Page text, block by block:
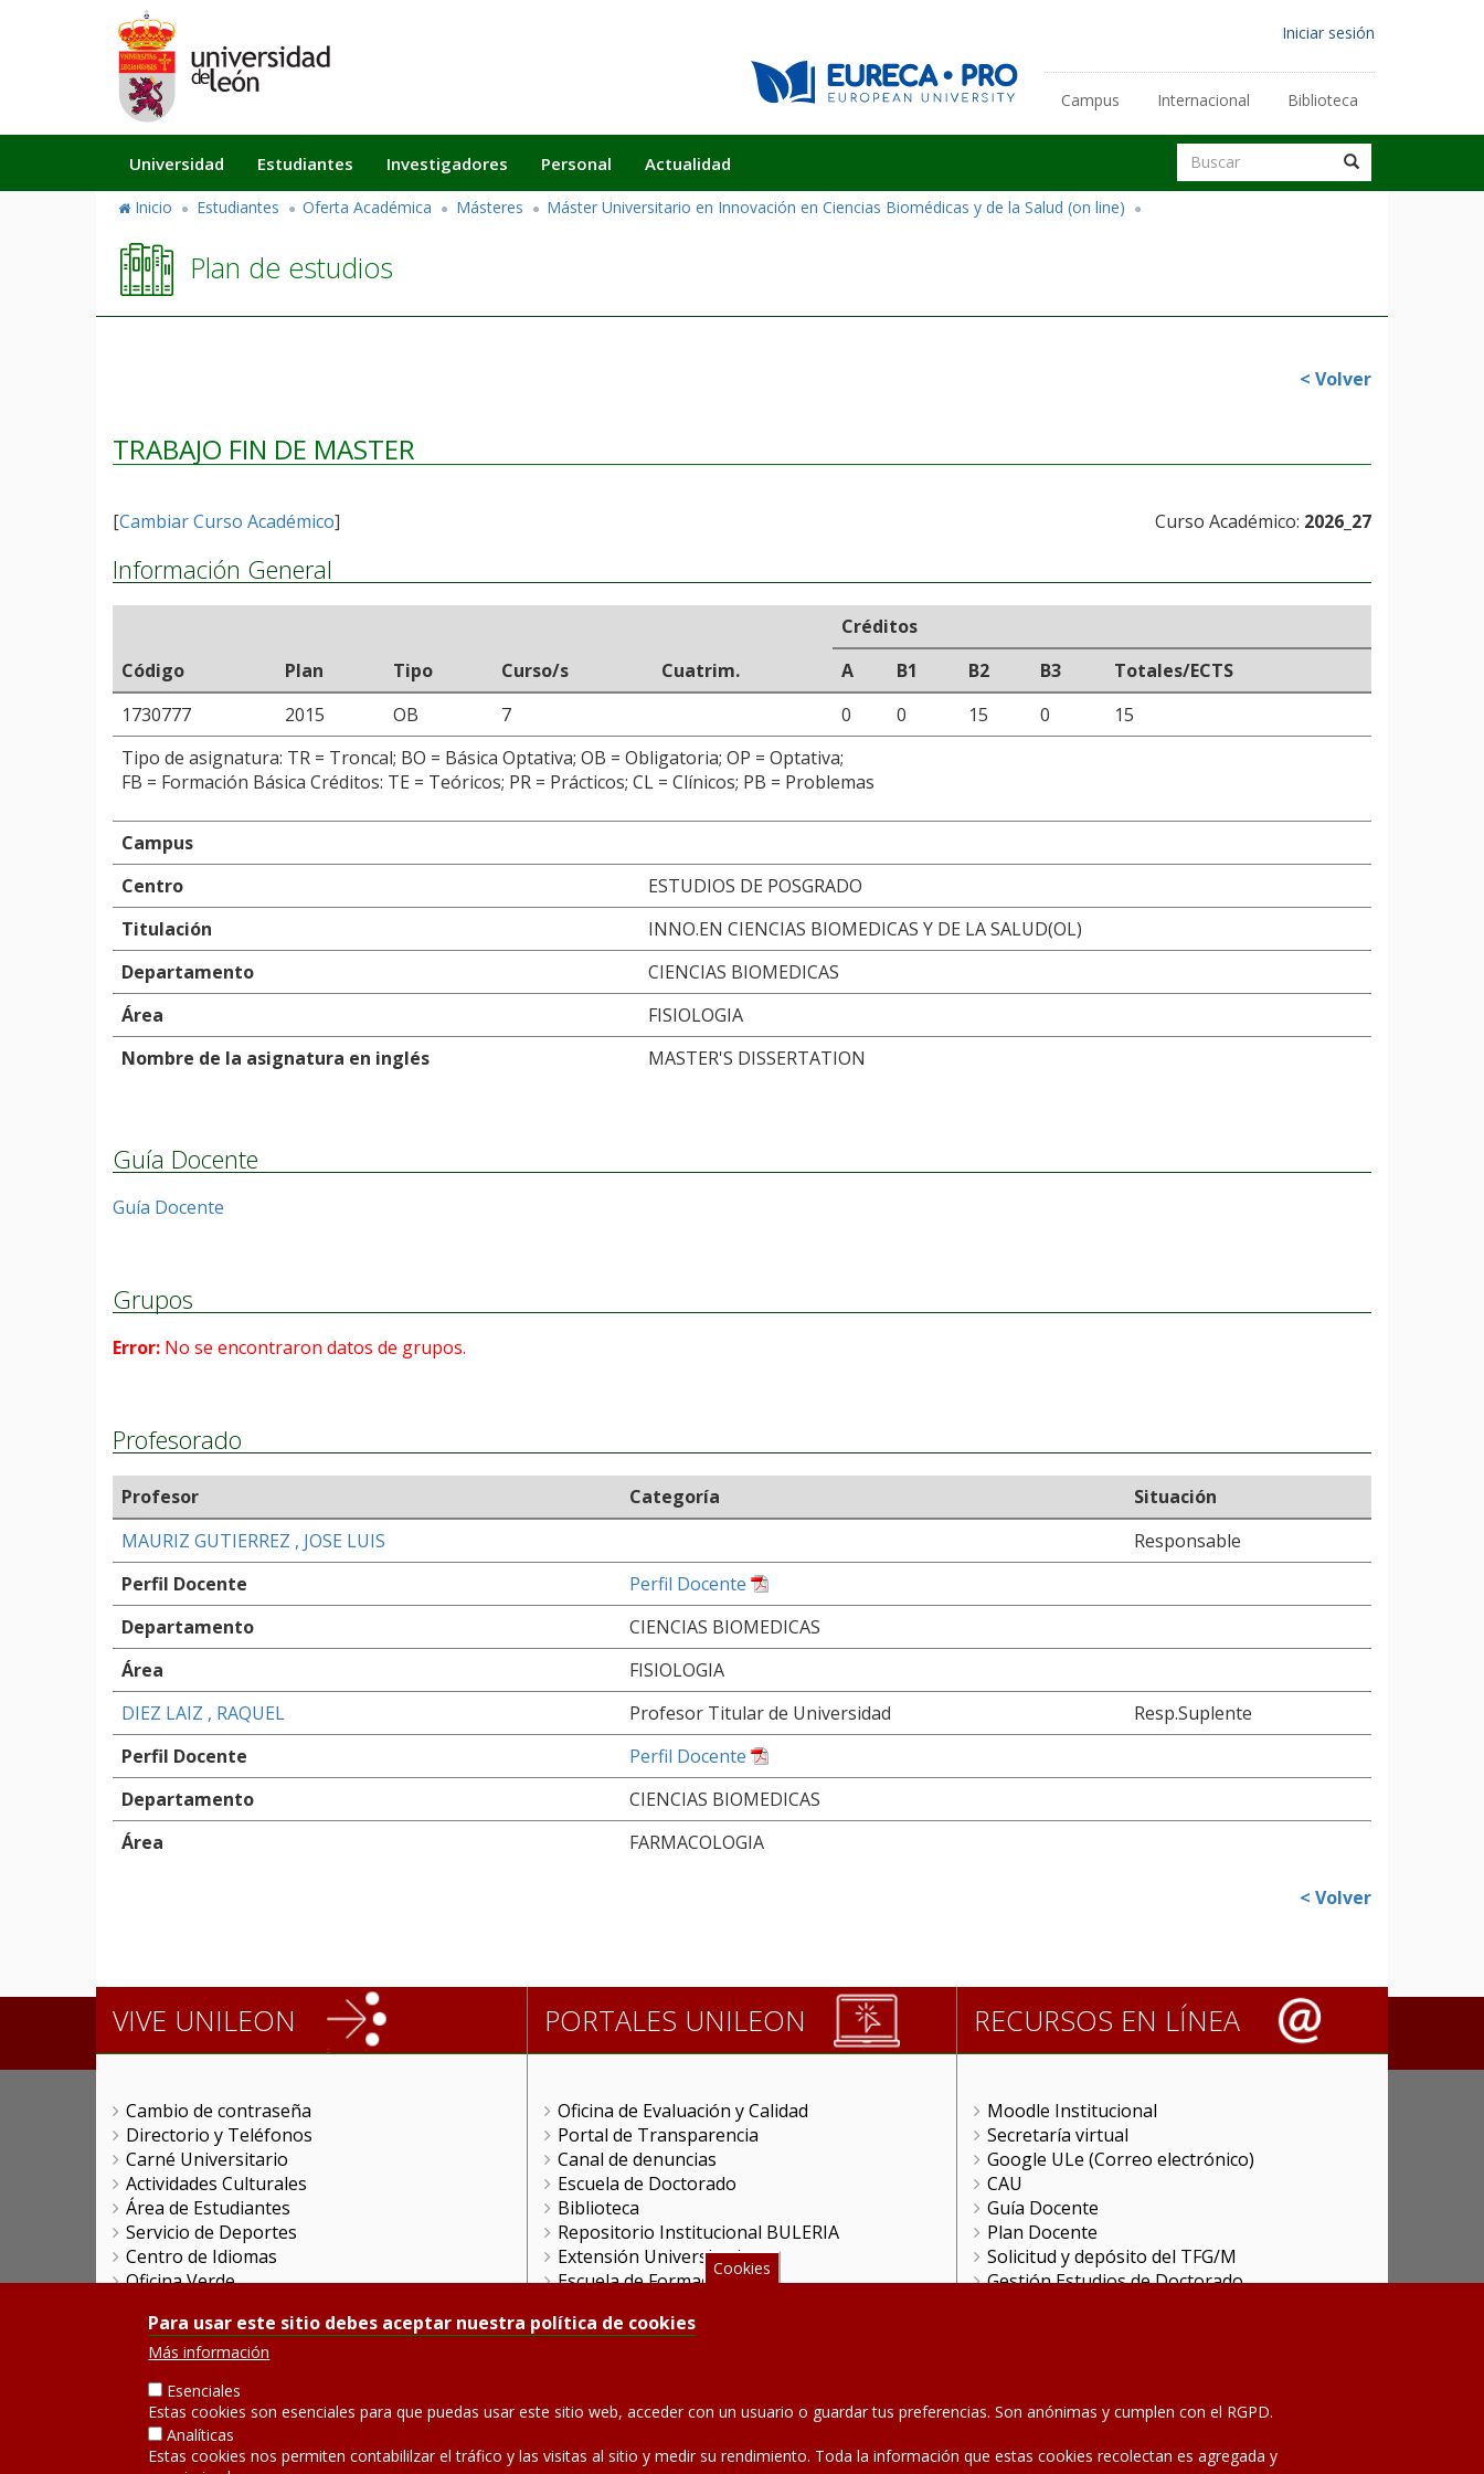
Menú
de
cuenta
de
usuario
Iniciar sesión
Enlaces
secundarios
Campus Internacional Biblioteca
Buscar
Buscar Buscar
Navegación
principal
Universidad Estudiantes Investigadores Personal Actualidad
Inicio Estudiantes Oferta Académica Másteres Máster Universitario en Innovación en Ciencias Biomédicas y de la Salud (on line)
Plan de estudios
< Volver
TRABAJO FIN DE MASTER
Curso Académico: 2026_27
[Cambiar Curso Académico]
Información General
Código Plan Tipo Curso/s Cuatrim.
Créditos
A
B1 B2 B3 Totales/ECTS
Tipo de asignatura: TR = Troncal; BO = Básica Optativa; OB = Obligatoria; OP = Optativa;
FB = Formación Básica Créditos: TE = Teóricos; PR = Prácticos; CL = Clínicos; PB = Problemas
1730777 2015 OB 7 0 0 15 0 15
Campus
Centro
ESTUDIOS DE POSGRADO
Titulación
INNO.EN CIENCIAS BIOMEDICAS Y DE LA SALUD(OL)
Departamento
CIENCIAS BIOMEDICAS
Área
FISIOLOGIA
Nombre de la asignatura en inglés
MASTER'S DISSERTATION
Guía Docente
Guía Docente
Grupos
Error: No se encontraron datos de grupos.
Profesorado
Profesor Categoría
Situación
MAURIZ GUTIERREZ , JOSE LUIS
Responsable
Perfil Docente
Perfil Docente
Departamento
CIENCIAS BIOMEDICAS
Área
FISIOLOGIA
DIEZ LAIZ , RAQUEL
Profesor Titular de Universidad
Resp.Suplente
Perfil Docente
Perfil Docente
Departamento
CIENCIAS BIOMEDICAS
Área
FARMACOLOGIA
< Volver
VIVE UNILEON
Cambio de contraseña
Directorio y Teléfonos
Carné Universitario
Actividades Culturales
Área de Estudiantes
Servicio de Deportes
Centro de Idiomas
Oficina Verde
Colegio Mayor San Isidoro
Colegio Mayor 'La Tebaida'
Servicios Universitarios Generales
Promociones Comerciales
Objetivos de Desarrollo Sostenible
Servicio de Publicaciones
PORTALES UNILEON
Oficina de Evaluación y Calidad
Portal de Transparencia
Canal de denuncias
Escuela de Doctorado
Biblioteca
Repositorio Institucional BULERIA
Extensión Universitaria
Escuela de Formación
Videoteca
HRS4R en la ULE
Portal Científico
Unidad de Cultura Científica
RECURSOS EN LÍNEA
Moodle Institucional
Secretaría virtual
Google ULe (Correo electrónico)
CAU
Guía Docente
Plan Docente
Solicitud y depósito del TFG/M
Gestión Estudios de Doctorado
Perfil del Contratante
Portal del Empleado
Servicio de Informática y Comunicaciones
Cookies
Para usar este sitio debes aceptar nuestra política de cookies
Más información
Esenciales
Estas cookies son esenciales para que puedas usar este sitio web, acceder con un usuario o guardar tus preferencias. Son anónimas y cumplen con el RGPD.
Analíticas
Estas cookies nos permiten contabililzar el tráfico y las visitas al sitio y medir su rendimiento. Toda la información que estas cookies recolectan es agregada y